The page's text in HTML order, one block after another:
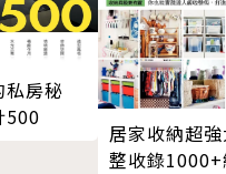
私房秘
500
居家收納超
整收錄1000+